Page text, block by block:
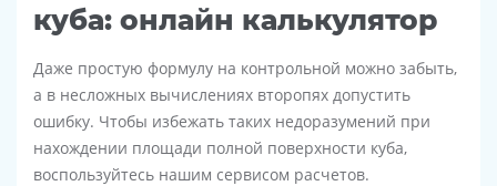
куба: онлайн калькулятор
Даже простую формулу на контрольной можно забыть,
а в несложных вычислениях второпях допустить
ошибку. Чтобы избежать таких недоразумений при
нахождении площади полной поверхности куба,
воспользуйтесь нашим сервисом расчетов.